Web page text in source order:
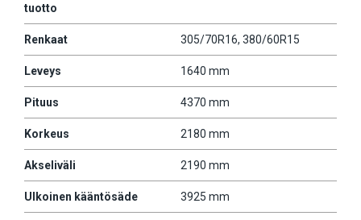
tuotto
Renkaat 305/70R16, 380/60R15
Leveys 1640 mm
Pituus 4370 mm
Korkeus 2180 mm
Akseliväli 2190 mm
Ulkoinen kääntösäde 3925 mm